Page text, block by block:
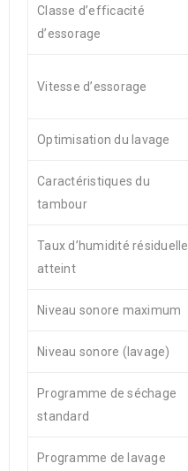
Classe d’efficacité
d’essorage
Vitesse d’essorage
Optimisation du lavage
Caractéristiques du
tambour
Taux d’humidité résiduelle
atteint
Niveau sonore maximum
Niveau sonore (lavage)
Programme de séchage
standard
Programme de lavage